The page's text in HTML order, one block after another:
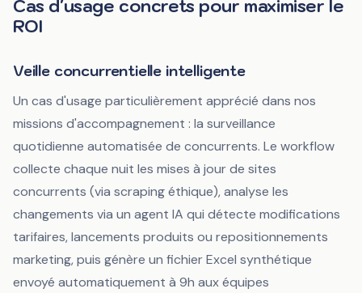
Cas d'usage concrets pour maximiser le
ROI
Veille concurrentielle intelligente
Un cas d'usage particulièrement apprécié dans nos
missions d'accompagnement : la surveillance
quotidienne automatisée de concurrents. Le workflow
collecte chaque nuit les mises à jour de sites
concurrents (via scraping éthique), analyse les
changements via un agent IA qui détecte modifications
tarifaires, lancements produits ou repositionnements
marketing, puis génère un fichier Excel synthétique
envoyé automatiquement à 9h aux équipes